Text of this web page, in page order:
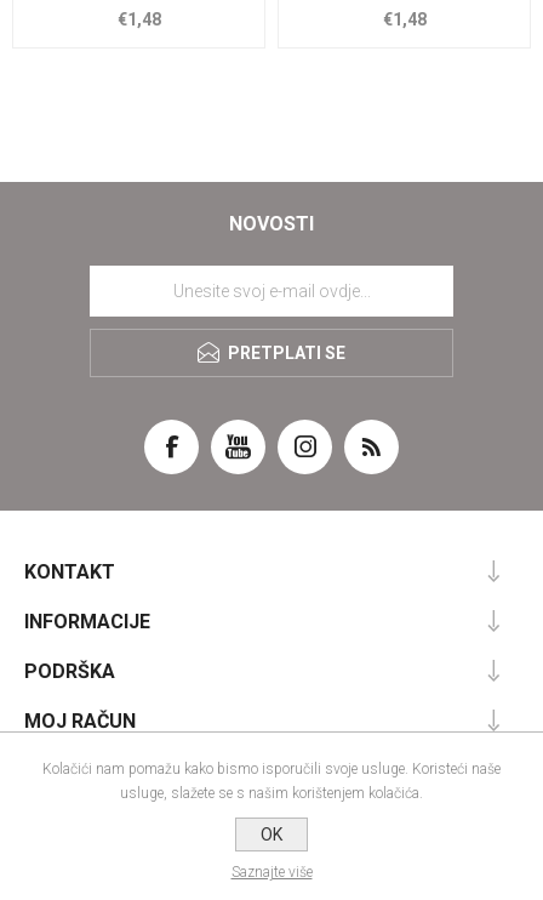
€1,48 €1,48
NOVOSTI
PRETPLATI SE
KONTAKT
INFORMACIJE
PODRŠKA
MOJ RAČUN
Powered bynopCommerce
Nop-Templates.com
Autorska prava; 2026 IRA commerce webshop. Sva prava pridržana.
Kolačići nam pomažu kako bismo isporučili svoje usluge. Koristeći naše
usluge, slažete se s našim korištenjem kolačića.
OK
Saznajte više